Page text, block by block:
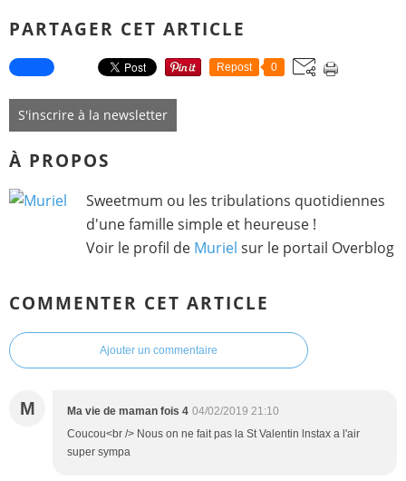
PARTAGER CET ARTICLE
Repost 0
S'inscrire à la newsletter
À PROPOS
Sweetmum ou les tribulations quotidiennes
d'une famille simple et heureuse !
Voir le profil de Muriel sur le portail Overblog
COMMENTER CET ARTICLE
Ajouter un commentaire
M Ma vie de maman fois 4 04/02/2019 21:10
Coucou<br /> Nous on ne fait pas la St Valentin lnstax a l'air
super sympa